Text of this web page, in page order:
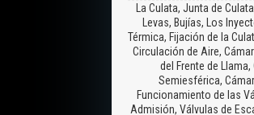
La Culata, Junta de
Levas, Bujías, Los
Térmica, Fijación de la
Circulación de Aire,
del Frente de
Semiesférica,
Funcionamiento de las
Admisión, Válvulas de